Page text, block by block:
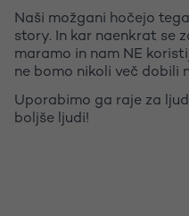
Naši možgani hočejo
story. In kar naenkrat se
maramo in nam NE
ne bomo nikoli več dobili
Uporabimo ga raje za
boljše ljudi!